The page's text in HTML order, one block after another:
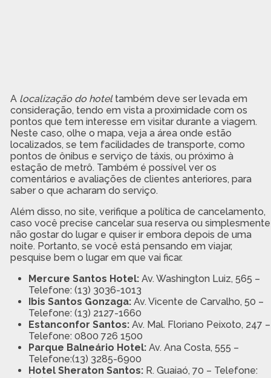
A localização do hoteltambém deve ser levada em
consideração, tendo em vista a proximidade com os
pontos que tem interesse em visitar durante a viagem.
Neste caso, olhe o mapa, veja a área onde estão
localizados, se tem facilidades de transporte, como
pontos de ônibus e serviço de táxis, ou próximo à
estação de metrô. Também é possível ver os
comentários e avaliações de clientes anteriores, para
saber o que acharam do serviço.
Além disso, no site, verifique a política de cancelamento,
caso você precise cancelar sua reserva ou simplesmente
não gostar do lugar e quiser ir embora depois de uma
noite. Portanto, se você está pensando em viajar,
pesquise bem o lugar em que vai ficar.
Mercure Santos Hotel: Av. Washington Luiz, 565 –
Telefone: (13) 3036-1013
Ibis Santos Gonzaga: Av. Vicente de Carvalho, 50 –
Telefone: (13) 2127-1660
Estanconfor Santos: Av. Mal. Floriano Peixoto, 247 –
Telefone: 0800 726 1500
Parque Balneário Hotel: Av. Ana Costa, 555 –
Telefone:(13) 3285-6900
Hotel Sheraton Santos: R. Guaiaó, 70 – Telefone: